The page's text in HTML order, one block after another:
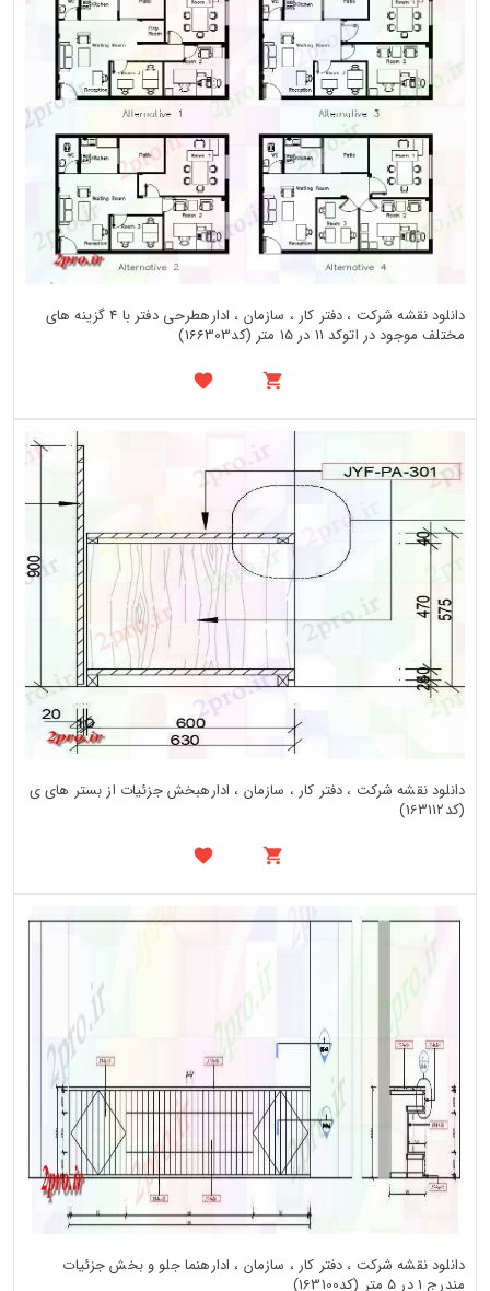
دانلود نقشه شرکت ، دفتر کار ، سازمان ، ادارهطرحی دفتر با 4 گزینه های
مختلف موجود در اتوکد 11 در 15 متر (کد166303)
دانلود نقشه شرکت ، دفتر کار ، سازمان ، ادارهبخش جزئیات از بستر های ی
(کد163112)
دانلود نقشه شرکت ، دفتر کار ، سازمان ، ادارهنما جلو و بخش جزئیات
مندرج 1 در 5 متر (کد163100)